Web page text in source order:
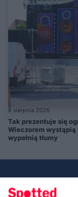
8 sierpnia 2026
Tak prezentuje się
Wieczorem wystąpią
wypełnią tłumy